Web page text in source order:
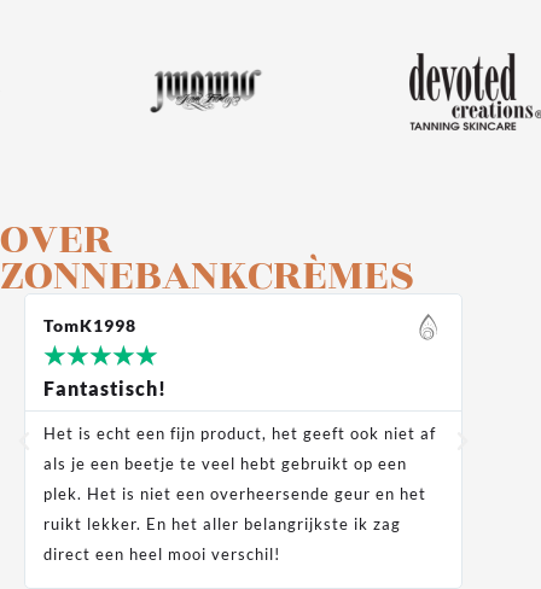
OVER
ZONNEBANKCRÈMES
TomK1998
★★★★★
Fantastisch!
Het is echt een fijn product, het geeft ook niet af
als je een beetje te veel hebt gebruikt op een
plek. Het is niet een overheersende geur en het
ruikt lekker. En het aller belangrijkste ik zag
direct een heel mooi verschil!